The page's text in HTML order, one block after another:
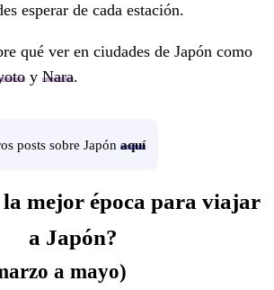
esperar de cada estación.
qué ver en ciudades de Japón como
y Nara.
posts sobre Japón aquí
la mejor época para viajar
a Japón?
a mayo)